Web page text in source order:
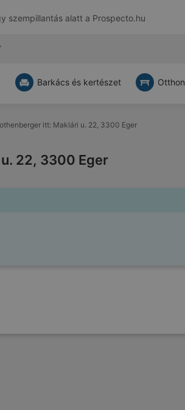
szempillantás alatt a Prospecto.hu
Barkács és kertészet Otthon
itt: Maklári u. 22, 3300 Eger
22, 3300 Eger